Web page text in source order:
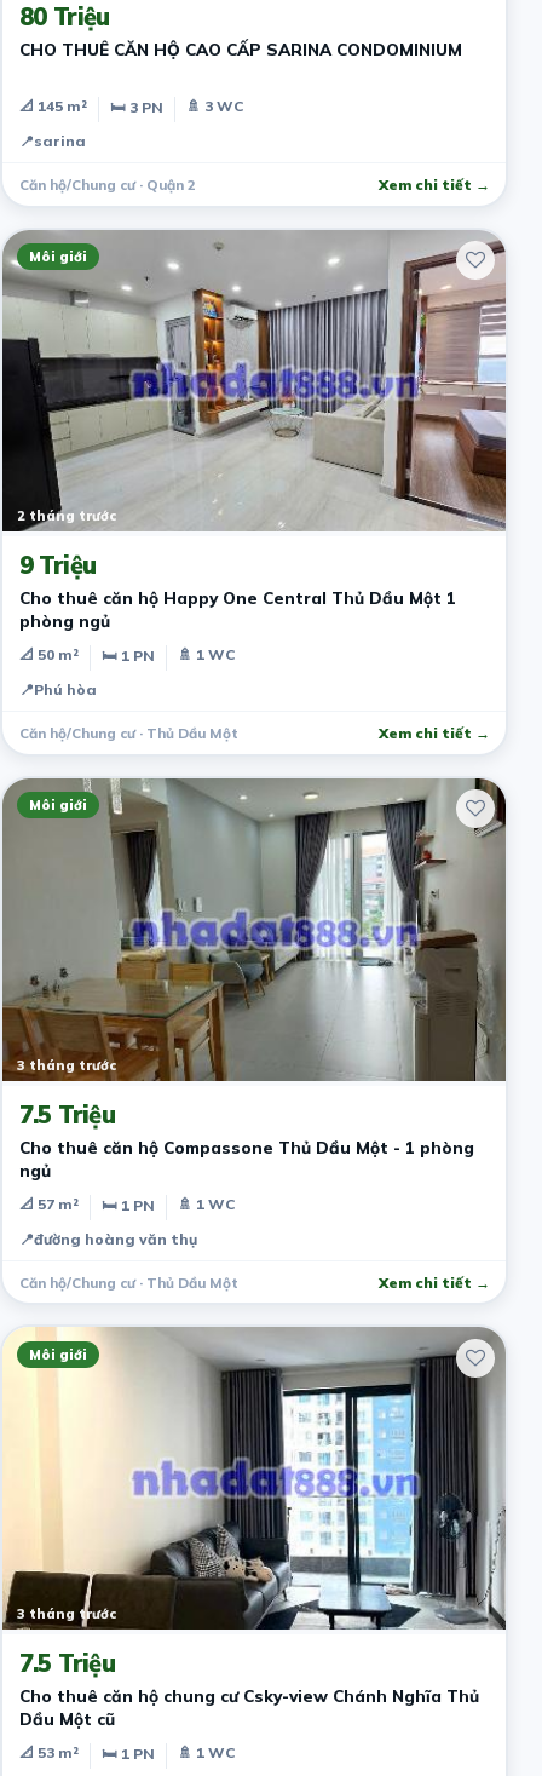
80 Triệu
CHO THUÊ CĂN HỘ CAO CẤP SARINA CONDOMINIUM
📐 145 m² 🛏 3 PN
🚿 3 WC
📍sarina
Căn hộ/Chung cư · Quận 2 Xem chi tiết →
Môi giới
2 tháng trước
9 Triệu
Cho thuê căn hộ Happy One Central Thủ Dầu Một 1
phòng ngủ
📐 50 m² 🛏 1 PN
🚿 1 WC
📍Phú hòa
Căn hộ/Chung cư · Thủ Dầu Một Xem chi tiết →
Môi giới
3 tháng trước
7.5 Triệu
Cho thuê căn hộ Compassone Thủ Dầu Một - 1 phòng
ngủ
📐 57 m² 🛏 1 PN
🚿 1 WC
📍đường hoàng văn thụ
Căn hộ/Chung cư · Thủ Dầu Một Xem chi tiết →
Môi giới
3 tháng trước
7.5 Triệu
Cho thuê căn hộ chung cư Csky-view Chánh Nghĩa Thủ
Dầu Một cũ
📐 53 m² 🛏 1 PN
🚿 1 WC